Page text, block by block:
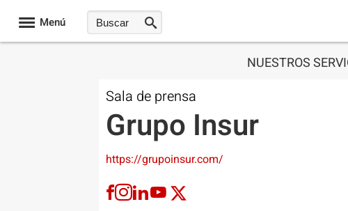
Menú
NUESTROS
Sala de prensa
Grupo Insur
https://grupoinsur.com/